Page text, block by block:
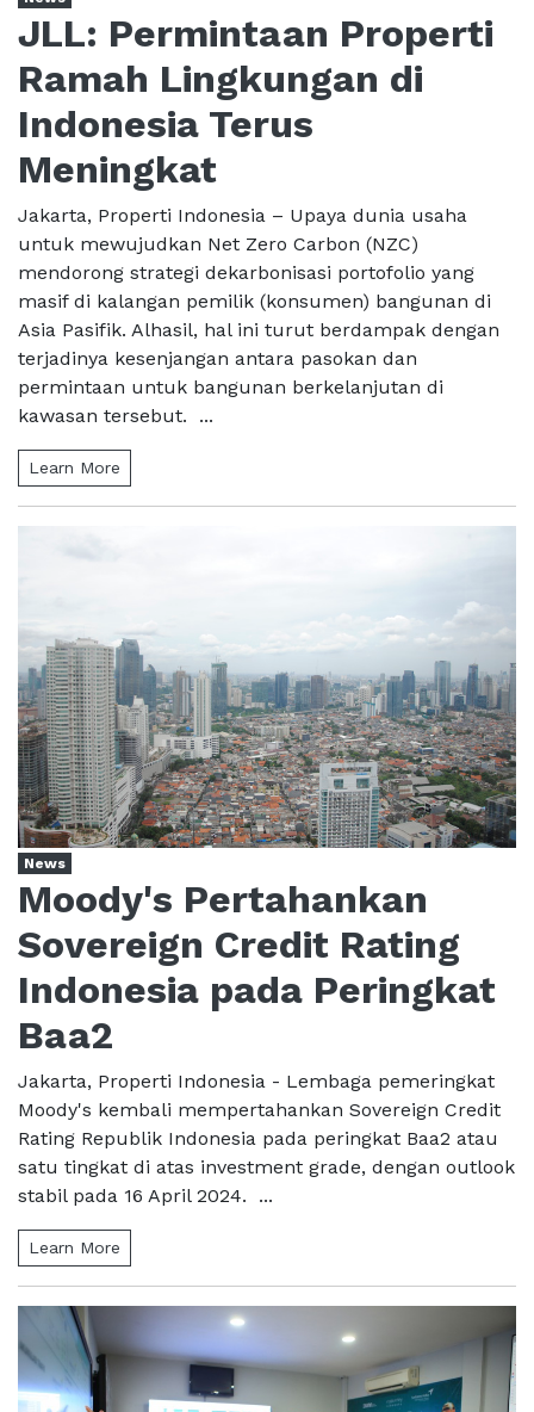
JLL: Permintaan Properti
Ramah Lingkungan di
Indonesia Terus
Meningkat
Jakarta, Properti Indonesia – Upaya dunia usaha
untuk mewujudkan Net Zero Carbon (NZC)
mendorong strategi dekarbonisasi portofolio yang
masif di kalangan pemilik (konsumen) bangunan di
Asia Pasifik. Alhasil, hal ini turut berdampak dengan
terjadinya kesenjangan antara pasokan dan
permintaan untuk bangunan berkelanjutan di
kawasan tersebut. ...
Learn More
News
Moody's Pertahankan
Sovereign Credit Rating
Indonesia pada Peringkat
Baa2
Jakarta, Properti Indonesia - Lembaga pemeringkat
Moody's kembali mempertahankan Sovereign Credit
Rating Republik Indonesia pada peringkat Baa2 atau
satu tingkat di atas investment grade, dengan outlook
stabil pada 16 April 2024. ...
Learn More